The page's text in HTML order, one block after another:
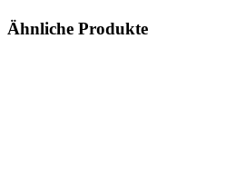
Ähnliche Produkte